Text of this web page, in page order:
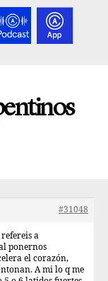
#31048
a
ponernos
el corazón,
A mi lo q me